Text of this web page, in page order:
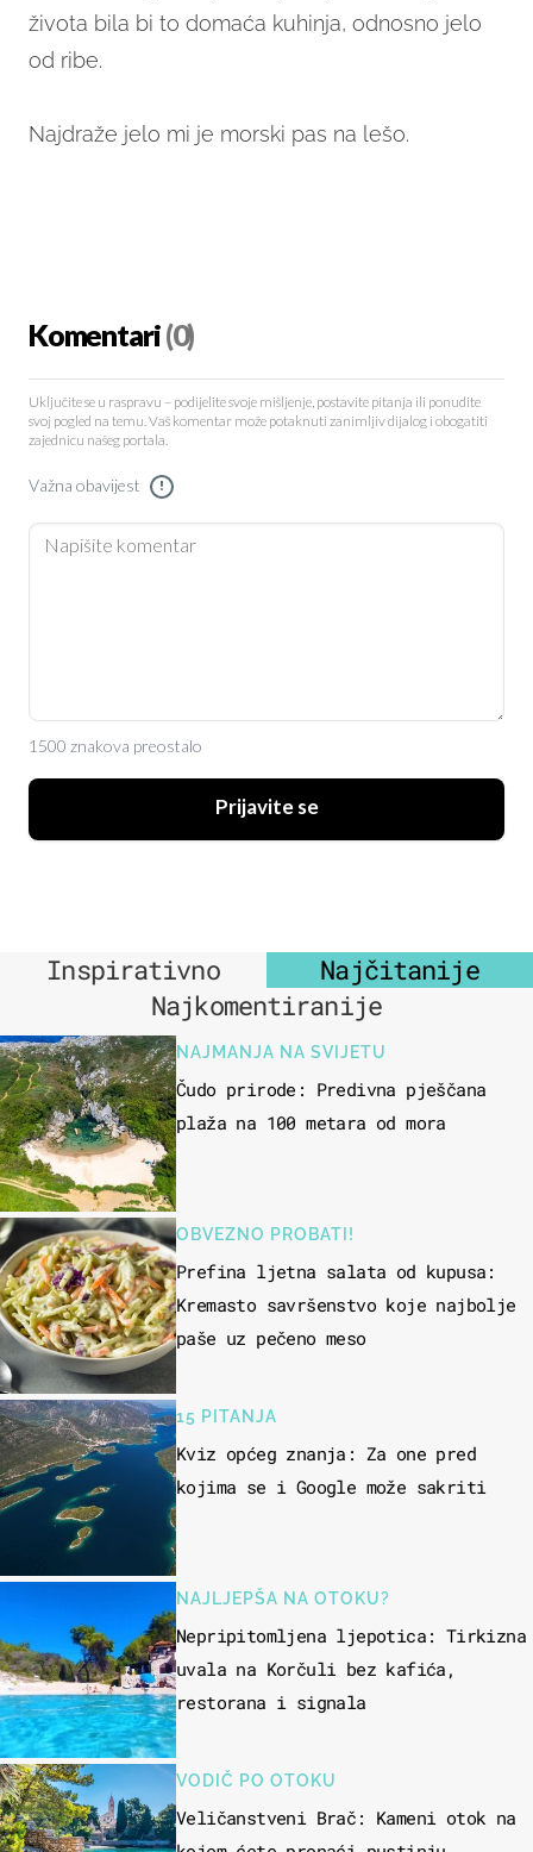
života bila bi to domaća kuhinja, odnosno jelo
od ribe.
Najdraže jelo mi je morski pas na lešo.
Komentari(0)
Uključite se u raspravu – podijelite svoje mišljenje, postavite pitanja ili ponudite
svoj pogled na temu. Vaš komentar može potaknuti zanimljiv dijalog i obogatiti
zajednicu našeg portala.
Važna obavijest !
1500 znakova preostalo
Prijavite se
Inspirativno
Najčitanije
Najkomentiranije
NAJMANJA NA SVIJETU
Čudo prirode: Predivna pješčana
plaža na 100 metara od mora
OBVEZNO PROBATI!
Prefina ljetna salata od kupusa:
Kremasto savršenstvo koje najbolje
paše uz pečeno meso
15 PITANJA
Kviz općeg znanja: Za one pred
kojima se i Google može sakriti
NAJLJEPŠA NA OTOKU?
Nepripitomljena ljepotica: Tirkizna
uvala na Korčuli bez kafića,
restorana i signala
VODIČ PO OTOKU
Veličanstveni Brač: Kameni otok na